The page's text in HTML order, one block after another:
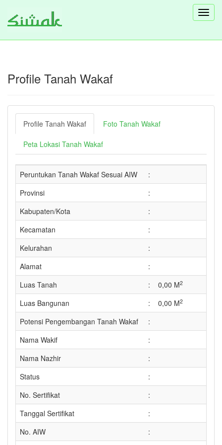
Profile Tanah Wakaf
Profile Tanah Wakaf Foto Tanah Wakaf
Peta Lokasi Tanah Wakaf
Peruntukan Tanah Wakaf Sesuai AIW
:
Provinsi
:
Kabupaten/Kota
:
Kecamatan
:
Kelurahan
:
Alamat
:
Luas Tanah
: 0,00 M2
Luas Bangunan : 0,00 M2
Potensi Pengembangan Tanah Wakaf
:
Nama Wakif
:
Nama Nazhir
:
Status
:
No. Sertifikat
:
Tanggal Sertifikat
:
No. AIW
: